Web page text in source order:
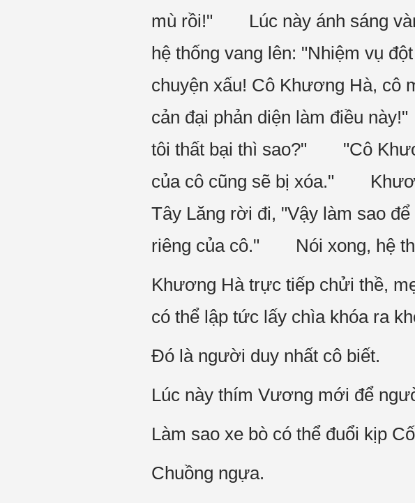
mù rồi!" Lúc này ánh sáng
hệ thống vang lên: "Nhiệm vụ
chuyện xấu! Cô Khương Hà, cô
cản đại phản diện làm điều
tôi thất bại thì sao?" "Cô
của cô cũng sẽ bị xóa."
Tây Lăng rời đi, "Vậy làm sao
riêng của cô." Nói xong, hệ
Khương Hà trực tiếp chửi thề,
có thể lập tức lấy chìa khóa ra
Đó là người duy nhất cô biết.
Lúc này thím Vương mới để
Làm sao xe bò có thể đuổi kịp
Chuồng ngựa.